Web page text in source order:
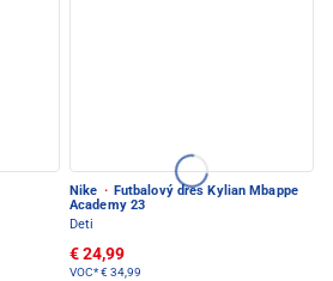
Nike · Futbalový dres Kylian Mbappe
Academy 23
Deti
€ 24,99
VOC*€ 34,99